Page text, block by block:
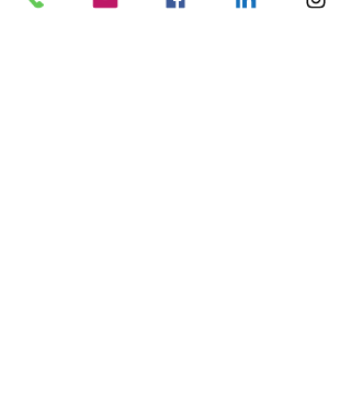
Contattaci